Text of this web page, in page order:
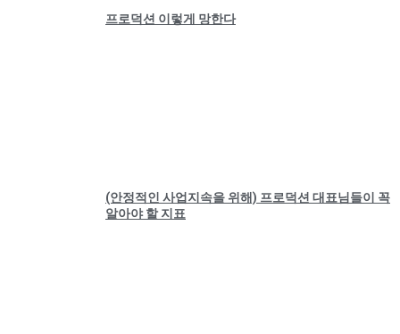
프로덕션 이렇게 망한다
(안정적인 사업지속을 위해) 프로덕션 대표님들이 꼭
알아야 할 지표